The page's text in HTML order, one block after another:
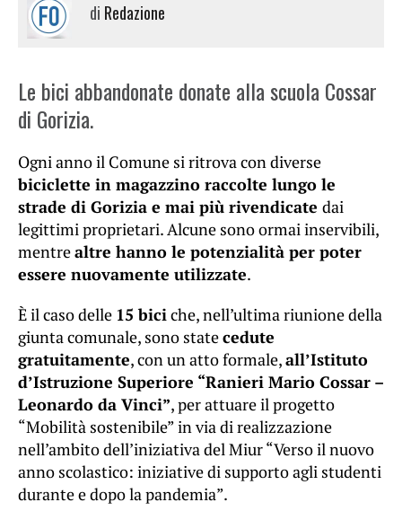
di Redazione
Le bici abbandonate donate alla scuola Cossar
di Gorizia.
Ogni anno il Comune si ritrova con diverse
biciclette in magazzino raccolte lungo le
strade di Gorizia e mai più rivendicate dai
legittimi proprietari. Alcune sono ormai inservibili,
mentrealtre hanno le potenzialità per poter
essere nuovamente utilizzate.
È il caso delle 15 biciche, nell’ultima riunione della
giunta comunale, sono statecedute
gratuitamente, con un atto formale,all’Istituto
d’Istruzione Superiore “Ranieri Mario Cossar –
Leonardo da Vinci”, per attuare il progetto
“Mobilità sostenibile” in via di realizzazione
nell’ambito dell’iniziativa del Miur “Verso il nuovo
anno scolastico: iniziative di supporto agli studenti
durante e dopo la pandemia”.